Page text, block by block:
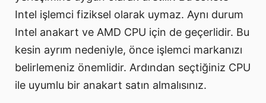
Intel işlemci fiziksel olarak uymaz. Aynı durum
Intel anakart ve AMD CPU için de geçerlidir. Bu
kesin ayrım nedeniyle, önce işlemci markanızı
belirlemeniz önemlidir. Ardından seçtiğiniz CPU
ile uyumlu bir anakart satın almalısınız.